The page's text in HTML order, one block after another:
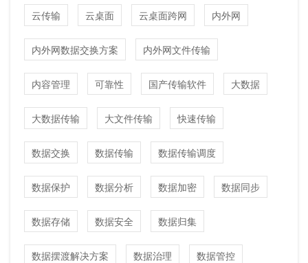
云传输 云桌面 云桌面跨网 内外网
内外网数据交换方案 内外网文件传输
内容管理 可靠性 国产传输软件 大数据
大数据传输 大文件传输 快速传输
数据交换 数据传输 数据传输调度
数据保护 数据分析 数据加密 数据同步
数据存储 数据安全 数据归集
数据摆渡解决方案 数据治理 数据管控